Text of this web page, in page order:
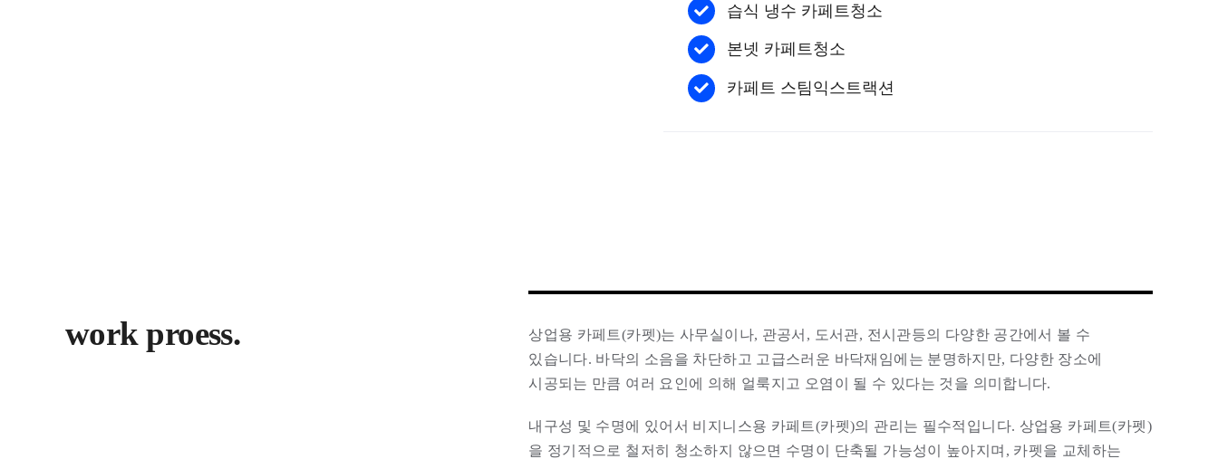
습식 냉수 카페트청소
본넷 카페트청소
카페트 스팀익스트랙션
work proess.
상업용 카페트(카펫)는 사무실이나, 관공서, 도서관, 전시관등의 다양한 공간에서 볼 수
있습니다. 바닥의 소음을 차단하고 고급스러운 바닥재임에는 분명하지만, 다양한 장소에
시공되는 만큼 여러 요인에 의해 얼룩지고 오염이 될 수 있다는 것을 의미합니다.
내구성 및 수명에 있어서 비지니스용 카페트(카펫)의 관리는 필수적입니다. 상업용 카페트(카펫)
을 정기적으로 철저히 청소하지 않으면 수명이 단축될 가능성이 높아지며, 카펫을 교체하는